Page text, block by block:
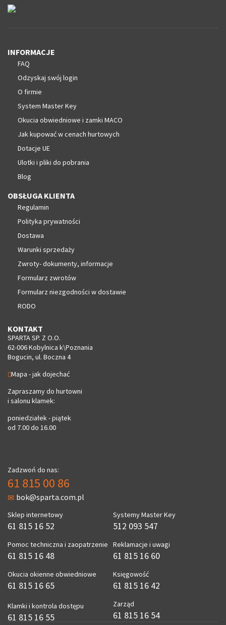
INFORMACJE
FAQ
Odzyskaj swój login
O firmie
System Master Key
Okucia obwiedniowe i zamki MACO
Jak kupować w cenach hurtowych
Dotacje UE
Ulotki i pliki do pobrania
Blog
OBSŁUGA KLIENTA
Regulamin
Polityka prywatności
Dostawa
Warunki sprzedaży
Zwroty- dokumenty, informacje
Formularz zwrotów
Formularz niezgodności w dostawie
RODO
KONTAKT
SPARTA SP. Z O.O.
62-006 Kobylnica k\Poznania
Bogucin, ul. Boczna 4
Mapa - jak dojechać
Zapraszamy do hurtowni
i salonu klamek:
poniedziałek - piątek
od 7.00 do 16.00
Zadzwoń do nas:
61 815 00 86
bok@sparta.com.pl
Sklep internetowy
61 815 16 52
Pomoc techniczna i zaopatrzenie
61 815 16 48
Okucia okienne obwiedniowe
61 815 16 65
Klamki i kontrola dostępu
61 815 16 55
Systemy Master Key
512 093 547
Reklamacje i uwagi
61 815 16 60
Księgowość
61 815 16 42
Zarząd
61 815 16 54